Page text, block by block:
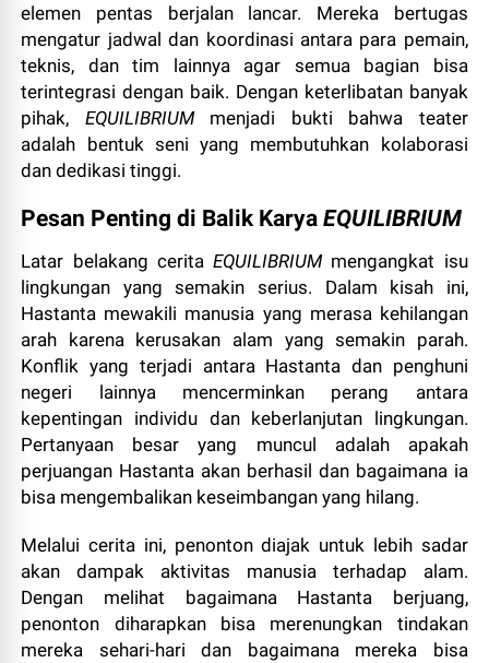
elemen pentas berjalan lancar. Mereka bertugas
mengatur jadwal dan koordinasi antara para pemain,
teknis, dan tim lainnya agar semua bagian bisa
terintegrasi dengan baik. Dengan keterlibatan banyak
pihak, EQUILIBRIUMmenjadi bukti bahwa teater
adalah bentuk seni yang membutuhkan kolaborasi
dan dedikasi tinggi.
Pesan Penting di Balik KaryaEQUILIBRIUM
Latar belakang ceritaEQUILIBRIUMmengangkat isu
lingkungan yang semakin serius. Dalam kisah ini,
Hastanta mewakili manusia yang merasa kehilangan
arah karena kerusakan alam yang semakin parah.
Konflik yang terjadi antara Hastanta dan penghuni
negeri lainnya mencerminkan perang antara
kepentingan individu dan keberlanjutan lingkungan.
Pertanyaan besar yang muncul adalah apakah
perjuangan Hastanta akan berhasil dan bagaimana ia
bisa mengembalikan keseimbangan yang hilang.
Melalui cerita ini, penonton diajak untuk lebih sadar
akan dampak aktivitas manusia terhadap alam.
Dengan melihat bagaimana Hastanta berjuang,
penonton diharapkan bisa merenungkan tindakan
mereka sehari-hari dan bagaimana mereka bisa